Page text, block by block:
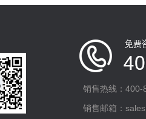
销售热线：400-
销售邮箱：